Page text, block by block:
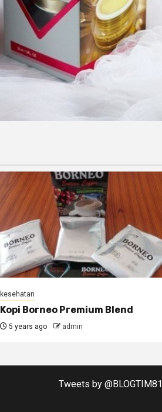
kesehatan
Kopi Borneo Premium Blend
5 years ago admin
Tweets by @BLOGTIM81